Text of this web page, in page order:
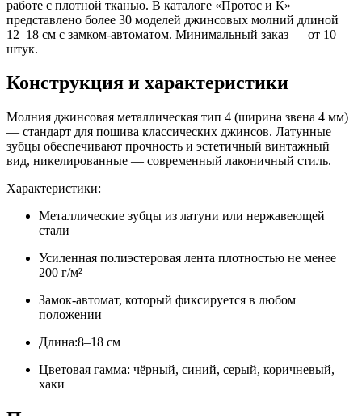
работе с плотной тканью. В каталоге «Протос и К»
представлено более 30 моделей джинсовых молний длиной
12–18 см с замком-автоматом. Минимальный заказ — от 10
штук.
Конструкция и характеристики
Молния джинсовая металлическая тип 4 (ширина звена 4 мм)
— стандарт для пошива классических джинсов. Латунные
зубцы обеспечивают прочность и эстетичный винтажный
вид, никелированные — современный лаконичный стиль.
Характеристики:
Металлические зубцы из латуни или нержавеющей
стали
Усиленная полиэстеровая лента плотностью не менее
200 г/м²
Замок-автомат, который фиксируется в любом
положении
Длина:8–18 см
Цветовая гамма: чёрный, синий, серый, коричневый,
хаки